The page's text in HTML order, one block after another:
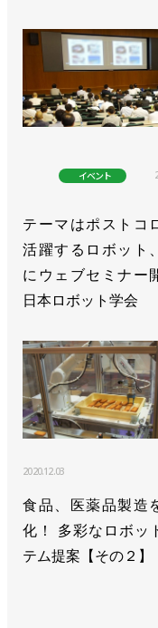
イベント
テーマはポストコ
活躍するロボット
にウェブセミナー
日本ロボット学会
2020.12.03
食品、医薬品製造
化！ 多彩なロボッ
テム提案【その２】